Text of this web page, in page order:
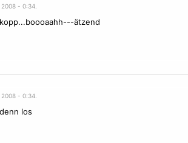
- 0:34.
ätzend
- 0:34.
los